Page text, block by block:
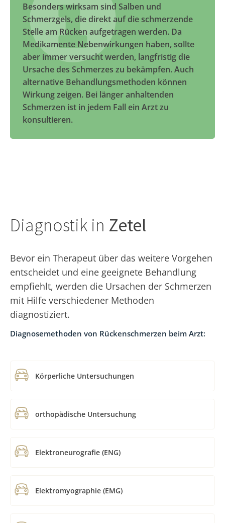
Besonders wirksam sind Salben und
Schmerzgels, die direkt auf die schmerzende
Stelle am Rücken aufgetragen werden. Da
Medikamente Nebenwirkungen haben, sollte
aber immer versucht werden, langfristig die
Ursache des Schmerzes zu bekämpfen. Auch
alternative Behandlungsmethoden können
Wirkung zeigen. Bei länger anhaltenden
Schmerzen ist in jedem Fall ein Arzt zu
konsultieren.
Diagnostik in Zetel
Bevor ein Therapeut über das weitere Vorgehen
entscheidet und eine geeignete Behandlung
empfiehlt, werden die Ursachen der Schmerzen
mit Hilfe verschiedener Methoden
diagnostiziert.
Diagnosemethoden von Rückenschmerzen beim Arzt:
Körperliche Untersuchungen
orthopädische Untersuchung
Elektroneurografie (ENG)
Elektromyographie (EMG)